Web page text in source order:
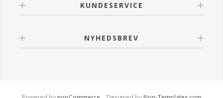
KUNDESERVICE
NYHEDSBREV